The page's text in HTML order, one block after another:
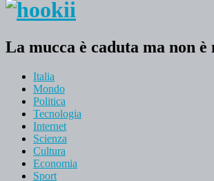
La mucca è caduta ma non è
Italia
Mondo
Politica
Tecnologia
Internet
Scienza
Cultura
Economia
Sport